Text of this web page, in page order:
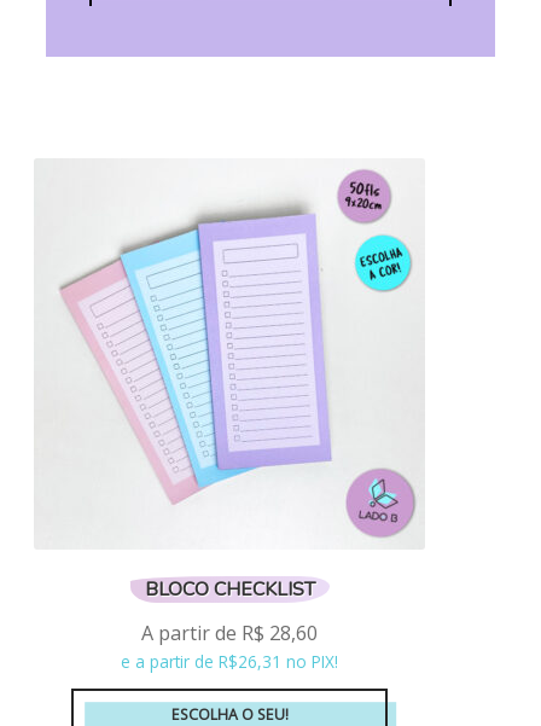
BLOCO CHECKLIST
A partir de R$ 28,60
e a partir de R$26,31 no PIX!
ESCOLHA O SEU!